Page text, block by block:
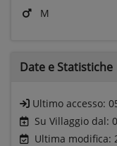
M
Date e Statistiche
Ultimo accesso:
Su Villaggio dal:
Ultima modifica: